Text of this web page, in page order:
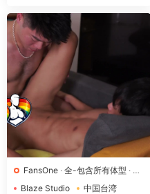
焦于身材与动作细节：汗珠滴
帘映衬下若隐若现，自拍姿态
身体特征和环境元素自然铺
FansOne · 全-包含所有体型 · 写
真
厂牌 猴-细壮|排骨
Blaze Studio
中国台湾